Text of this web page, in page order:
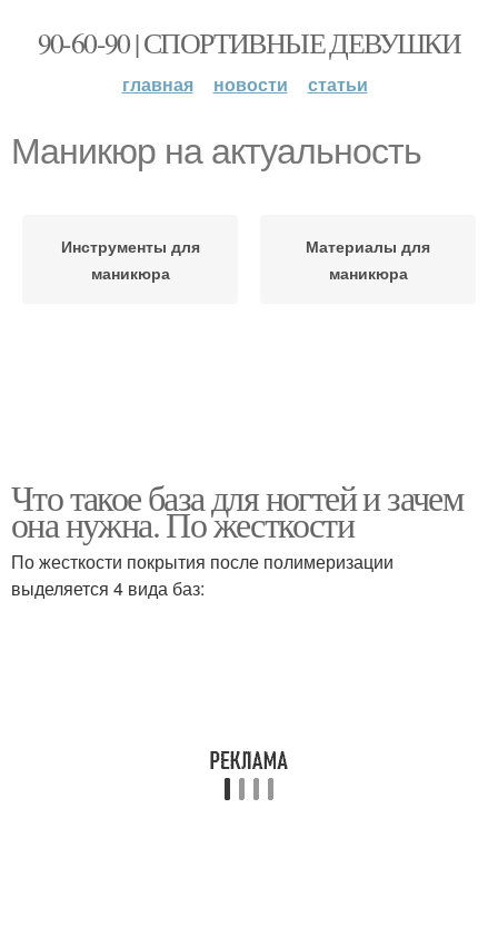
90-60-90 | СПОРТИВНЫЕ ДЕВУШКИ
главная новости статьи
Маникюр на актуальность
Инструменты для
маникюра
Материалы для
маникюра
Что такое база для ногтей и зачем
она нужна. По жесткости
По жесткости покрытия после полимеризации
выделяется 4 вида баз: